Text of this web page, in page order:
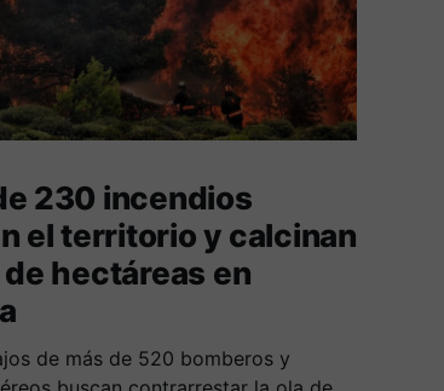
230 incendios
el territorio y calcinan
hectáreas en
de más de 520 bomberos y